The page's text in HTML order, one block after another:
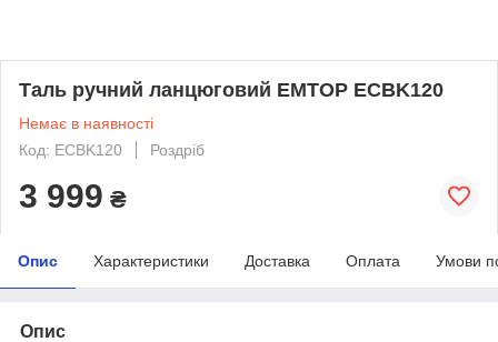
Таль ручний ланцюговий EMTOP ECBK120
Немає в наявності
Код: ECBK120
Роздріб
3 999 ₴
Опис Характеристики Доставка Оплата Умови
Опис